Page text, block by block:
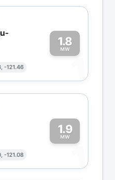
-121.46
1.8
MW
1
-121.08
1.9
MW
1